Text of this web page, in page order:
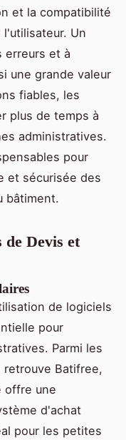
et la compatibilité
Un
erreurs et à
une grande valeur
fiables, les
plus de temps à
administratives.
pour
et sécurisée des
bâtiment.
de Devis et
de logiciels
pour
Parmi les
retrouve Batifree,
offre une
d'achat
pour les petites